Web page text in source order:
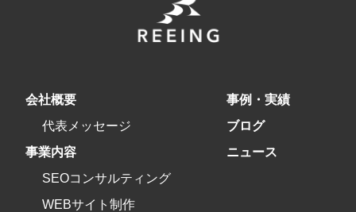
会社概要
代表メッセージ
事業内容
SEOコンサルティング
WEBサイト制作
事例・実績
ブログ
ニュース